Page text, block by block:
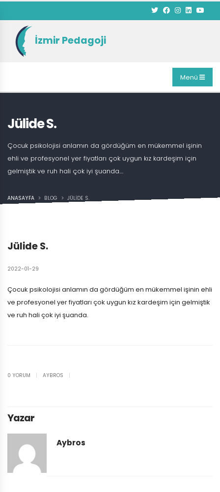
İzmir Pedagoji
Menü
ANASAYFA BLOG JÜLIDE S.
Jülide S.
Çocuk psikolojisi anlamın da gördüğüm en mükemmel işinin
ehli ve profesyonel yer fiyatları çok uygun kız kardeşim için
gelmiştik ve ruh hali çok iyi şuanda....
Jülide S.
2022-01-29
Çocuk psikolojisi anlamın da gördüğüm en mükemmel işinin ehli
ve profesyonel yer fiyatları çok uygun kız kardeşim için gelmiştik
ve ruh hali çok iyi şuanda.
0 YORUM AYBROS
Yazar
Aybros